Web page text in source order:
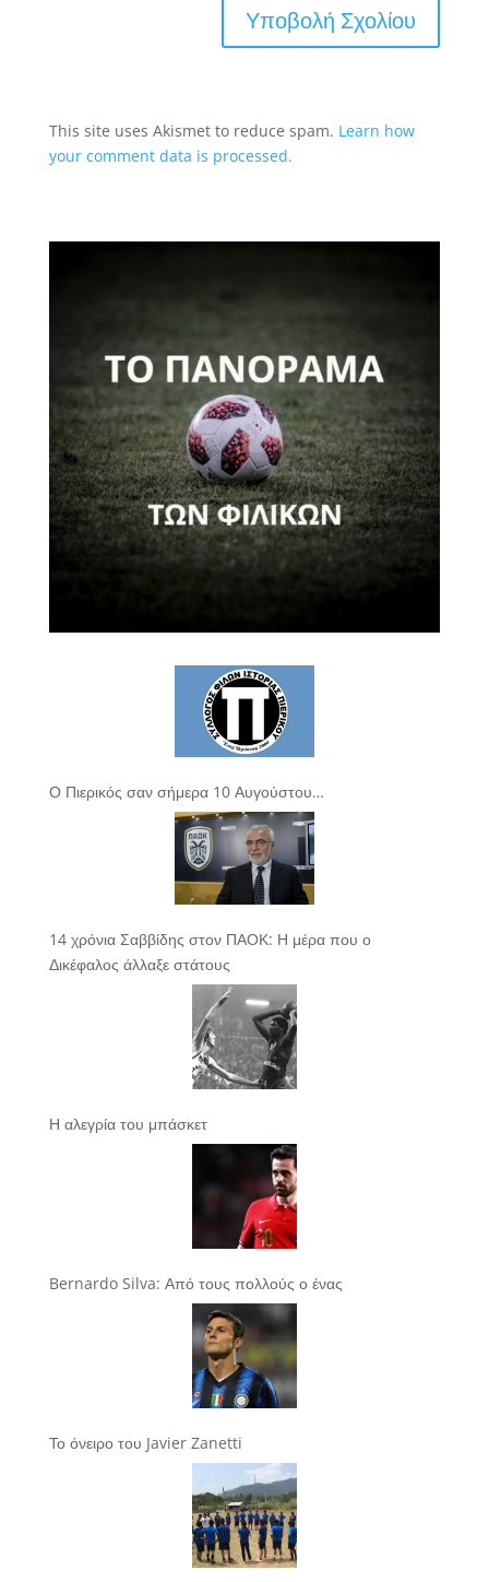
This site uses Akismet to reduce spam. Learn how
your comment data is processed.
Ο Πιερικός σαν σήμερα 10 Αυγούστου…
14 χρόνια Σαββίδης στον ΠΑΟΚ: Η μέρα που ο
Δικέφαλος άλλαξε στάτους
Η αλεγρία του μπάσκετ
Bernardo Silva: Από τους πολλούς ο ένας
Το όνειρο του Javier Zanetti